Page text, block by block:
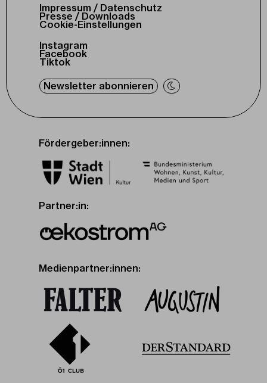
Impressum / Datenschutz
Presse / Downloads
Cookie-Einstellungen
Instagram
Facebook
Tiktok
Newsletter abonnieren
Fördergeber:innen:
Partner:in:
Medienpartner:innen: